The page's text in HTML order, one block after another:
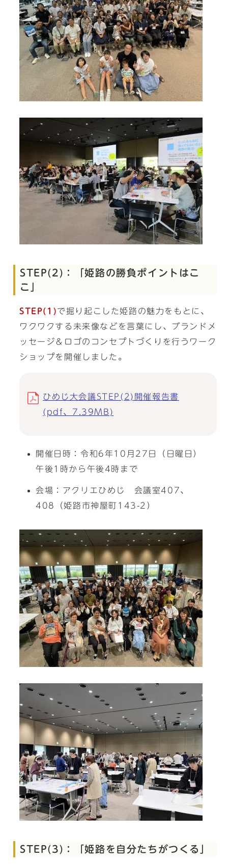
STEP(2)：「姫路の勝負ポイントはこ
こ」
STEP(1)で掘り起こした姫路の魅力をもとに、
ワクワクする未来像などを言葉にし、ブランドメ
ッセージ＆ロゴのコンセプトづくりを行うワーク
ショップを開催しました。
ひめじ大会議STEP(2)開催報告書
(pdf、7.39MB)
開催日時：令和6年10月27日（日曜日）
午後1時から午後4時まで
会場：アクリエひめじ 会議室407、
408（姫路市神屋町143-2）
STEP(3)：「姫路を自分たちがつくる」